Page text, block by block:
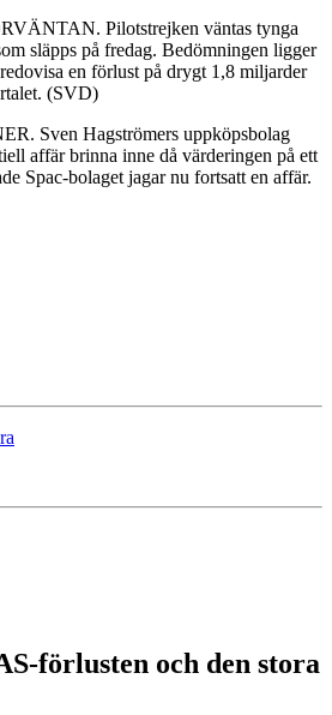
Pilotstrejken väntas tynga
släpps på fredag. Bedömningen ligger
en förlust på drygt 1,8 miljarder
(SVD)
Sven Hagströmers uppköpsbolag
affär brinna inne då värderingen på ett
Spac-bolaget jagar nu fortsatt en affär.
förlusten och den stora